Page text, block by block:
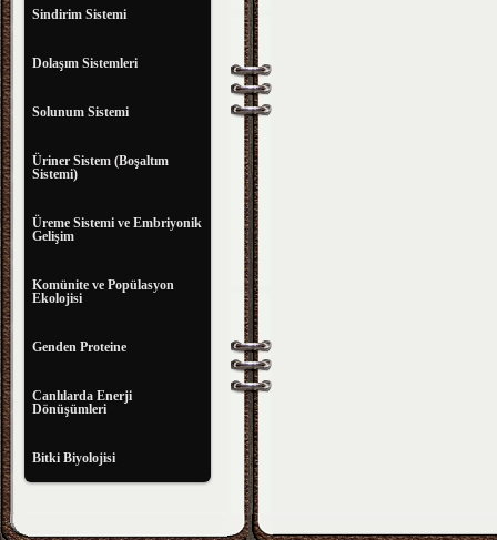
Sindirim Sistemi
Dolaşım Sistemleri
Solunum Sistemi
Üriner Sistem (Boşaltım
Sistemi)
Üreme Sistemi ve Embriyonik
Gelişim
Komünite ve Popülasyon
Ekolojisi
Genden Proteine
Canlılarda Enerji
Dönüşümleri
Bitki Biyolojisi